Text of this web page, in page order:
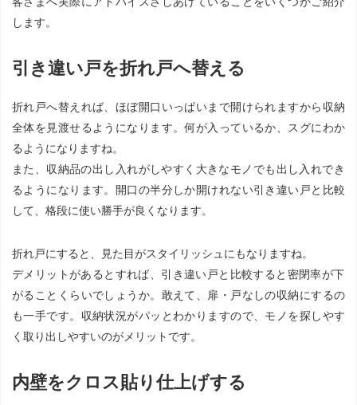
します。
引き違い戸を折れ戸へ替える
折れ戸へ替えれば、ほぼ開口いっぱいまで開けられますから収納
全体を見渡せるようになります。何が入っているか、スグにわか
るようになりますね。
また、収納品の出し入れがしやすく大きなモノでも出し入れでき
るようになります。開口の半分しか開けれない引き違い戸と比較
して、格段に使い勝手が良くなります。
折れ戸にすると、見た目がスタイリッシュにもなりますね。
デメリットがあるとすれば、引き違い戸と比較すると密閉率が下
がることくらいでしょうか。敢えて、扉・戸なしの収納にするの
も一手です。収納状況がパッとわかりますので、モノを探しやす
く取り出しやすいのがメリットです。
内壁をクロス貼り仕上げする